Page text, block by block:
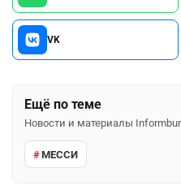
VK
Ещё по теме
Новости и материалы
МЕССИ